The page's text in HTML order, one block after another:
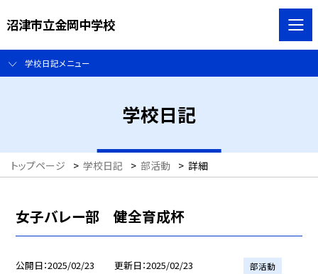
沼津市立金岡中学校
学校日記メニュー
学校日記
トップページ > 学校日記 > 部活動 > 詳細
女子バレー部 健全育成杯
公開日 2025/02/23 更新日 2025/02/23 部活動